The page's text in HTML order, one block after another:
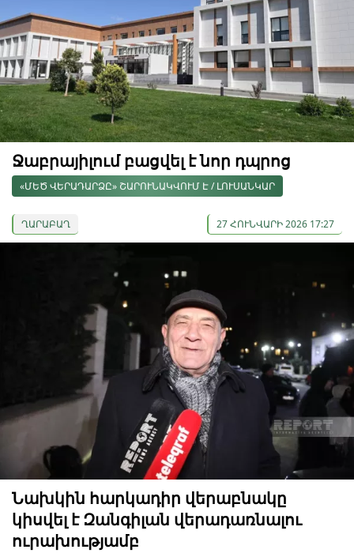
Ջաբրայիլում բացվել է նոր դպրոց
«ՄԵԾ ՎԵՐԱԴԱՐՁԸ» ՇԱՐՈՒՆԱԿՎՈՒՄ Է / ԼՈՒՍԱՆԿԱՐ
ՂԱՐԱԲԱՂ 27 ՀՈՒՆՎԱՐԻ 2026 17:27
Նախկին հարկադիր վերաբնակը
կիսվել է Զանգիլան վերադառնալու
ուրախությամբ